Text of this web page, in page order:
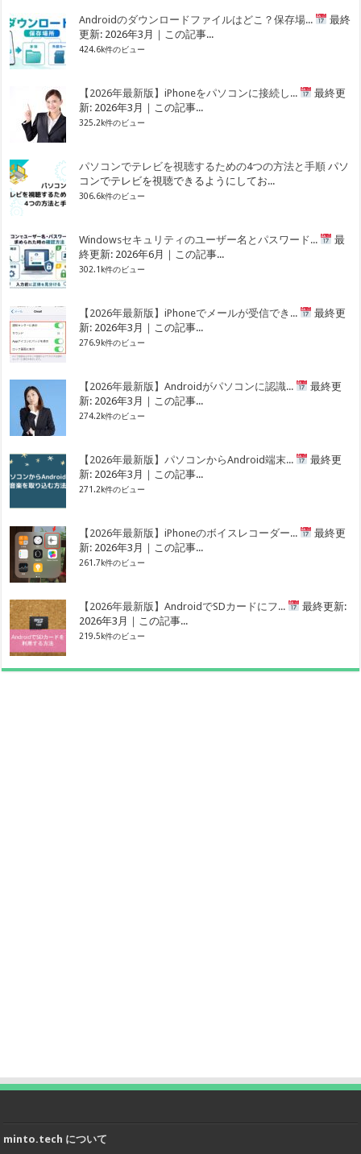
Androidのダウンロードファイルはどこ？保存場...
最終
更新: 2026年3月｜この記事...
424.6k件のビュー
【2026年最新版】iPhoneをパソコンに接続し...
最終更
新: 2026年3月｜この記事...
325.2k件のビュー
パソコンでテレビを視聴するための4つの方法と手順 パソ
コンでテレビを視聴できるようにしてお...
306.6k件のビュー
Windowsセキュリティのユーザー名とパスワード...
最
終更新: 2026年6月｜この記事...
302.1k件のビュー
【2026年最新版】iPhoneでメールが受信でき...
最終更
新: 2026年3月｜この記事...
276.9k件のビュー
【2026年最新版】Androidがパソコンに認識...
最終更
新: 2026年3月｜この記事...
274.2k件のビュー
【2026年最新版】パソコンからAndroid端末...
最終更
新: 2026年3月｜この記事...
271.2k件のビュー
【2026年最新版】iPhoneのボイスレコーダー...
最終更
新: 2026年3月｜この記事...
261.7k件のビュー
【2026年最新版】AndroidでSDカードにフ...
最終更新:
2026年3月｜この記事...
219.5k件のビュー
minto.tech について